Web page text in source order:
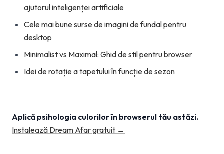
ajutorul inteligenței artificiale
Cele mai bune surse de imagini de fundal pentru
desktop
Minimalist vs Maximal: Ghid de stil pentru browser
Idei de rotație a tapetului în funcție de sezon
Aplică psihologia culorilor în browserul tău astăzi.
Instalează Dream Afar gratuit →